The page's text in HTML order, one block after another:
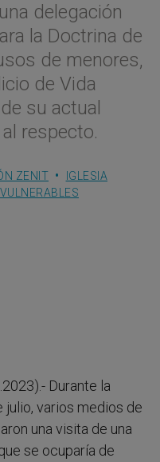
delegación
la Doctrina de
de menores,
de Vida
su actual
respecto.
ZENIT
IGLESIA
Durante la
julio, varios medios de
una visita de una
se ocuparía de